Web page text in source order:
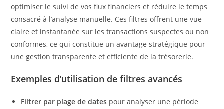
optimiser le suivi de vos flux financiers et réduire le temps
consacré à l’analyse manuelle. Ces filtres offrent une vue
claire et instantanée sur les transactions suspectes ou non
conformes, ce qui constitue un avantage stratégique pour
une gestion transparente et efficiente de la trésorerie.
Exemples d’utilisation de filtres avancés
Filtrer par plage de dates pour analyser une période